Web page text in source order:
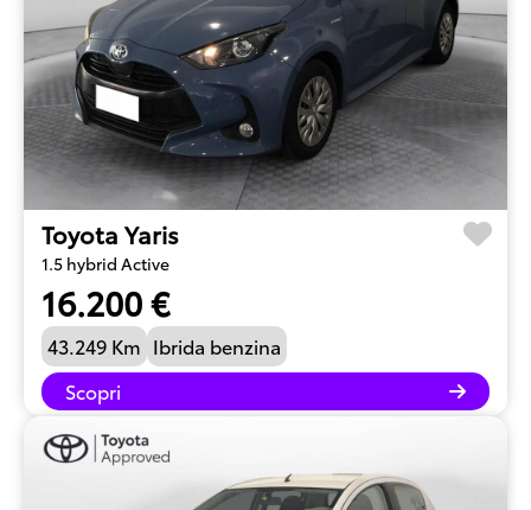
Toyota Yaris
1.5 hybrid Active
16.200 €
43.249 Km Ibrida benzina
Scopri